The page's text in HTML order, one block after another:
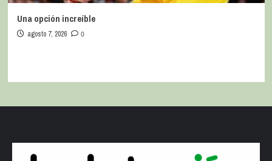
Una opción increíble
agosto 7, 2026 0